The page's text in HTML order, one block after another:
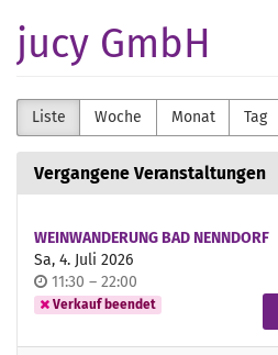
Haupt-
Inhalt
jucy GmbH
Liste Woche Monat Tag
Vergangene Veranstaltungen
WEINWANDERUNG BAD NENNDORF
Sa, 4. Juli 2026
Uhrzeit
11:30 –bis
22:00
Verkauf beendet